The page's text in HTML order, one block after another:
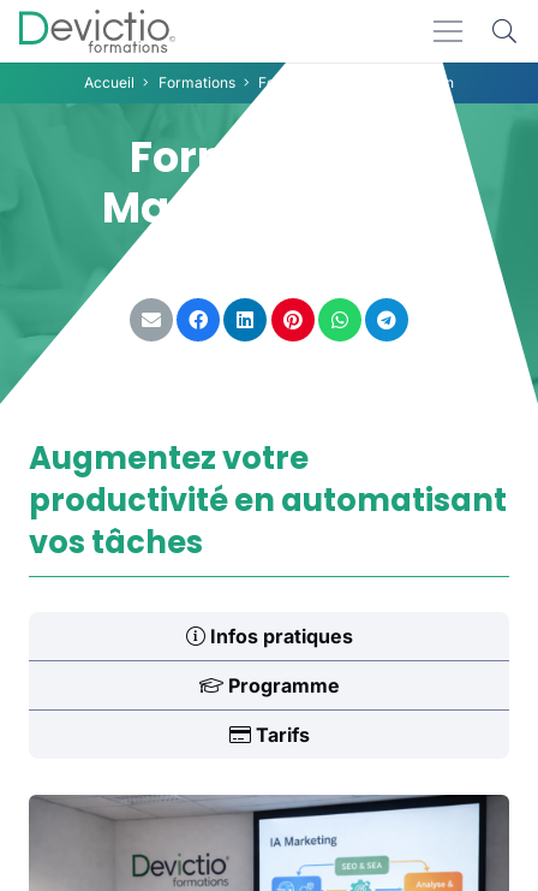
Accueil Formations Formation IA Marketing Lyon
Formation IA
Marketing Lyon
Augmentez votre
productivité en automatisant
vos tâches
Infos pratiques
Programme
Tarifs